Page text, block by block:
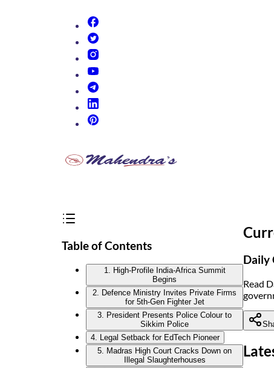
Table of Contents
1. High-Profile India-Africa Summit
Begins
2. Defence Ministry Invites Private Firms
for 5th-Gen Fighter Jet
3. President Presents Police Colour to
Sikkim Police
4. Legal Setback for EdTech Pioneer
5. Madras High Court Cracks Down on
Illegal Slaughterhouses
Daily
Read